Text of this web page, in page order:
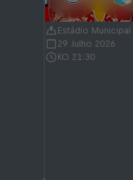
Estádio
29 Julho 2026
KO 21:30